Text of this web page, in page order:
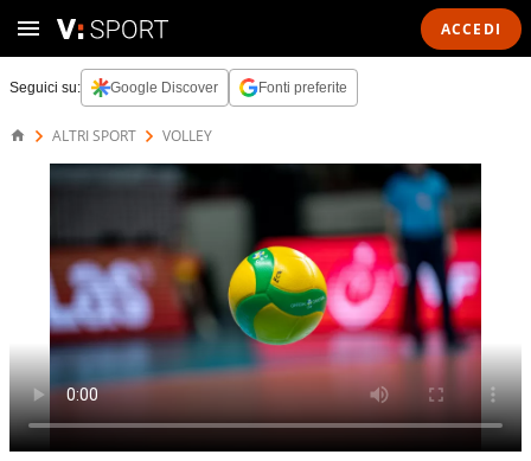
ACCEDI
Seguici su: Google Discover Fonti preferite
ALTRI SPORT VOLLEY